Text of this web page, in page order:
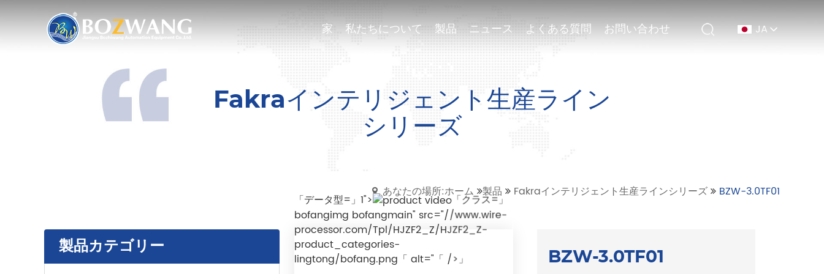
家 私たちについて 製品 ニュース よくある質問 お問い合わせ JA
家 私たちについて 製品 ニュース よくある質問 お問い合わせ JA
Fakraインテリジェント生産ライン
シリーズ
あなたの場所:ホーム 製品 Fakraインテリジェント生産ラインシリーズ BZW-3.0TF01
製品カテゴリー
「データ型=」1">
「クラス=」
bofangimg bofangmain" src="//www.wire-
processor.com/Tpl/HJZF2_Z/HJZF2_Z-
product_categories-
lingtong/bofang.png「 alt="「 />」
BZW-3.0TF01